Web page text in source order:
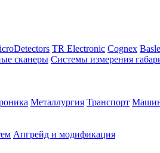
TR Electronic Cognex
сканеры Системы измерения
Металлургия Транспорт
Апгрейд и модификация